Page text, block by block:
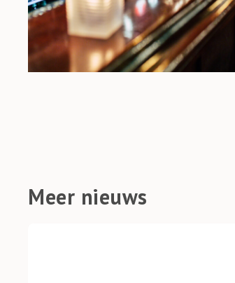
Meer nieuws